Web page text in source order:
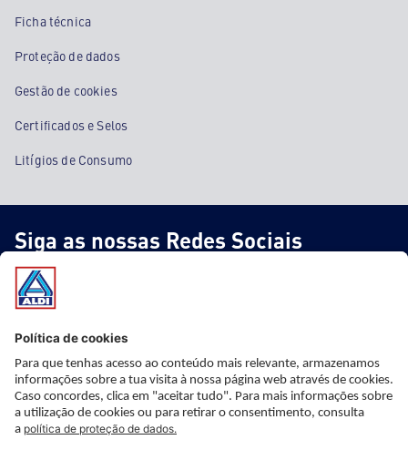
Ficha técnica
Proteção de dados
Gestão de cookies
Certificados e Selos
Litígios de Consumo
Siga as nossas Redes Sociais
* Informação importante
* Este artigo não faz parte do nosso sortido fixo, está apenas
disponível nas nossas lojas ao preço e a partir da data indicada,
mas com stock limitado. Apesar de uma planificação cuidadosa,